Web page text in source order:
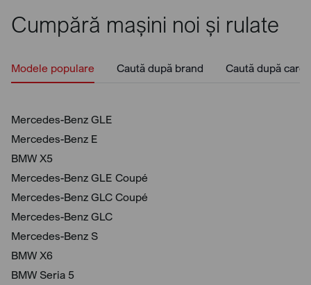
Cumpără mașini noi și rulate
Modele populare Caută după brand Caută după
Mercedes-Benz GLE
Mercedes-Benz E
BMW X5
Mercedes-Benz GLE Coupé
Mercedes-Benz GLC Coupé
Mercedes-Benz GLC
Mercedes-Benz S
BMW X6
BMW Seria 5